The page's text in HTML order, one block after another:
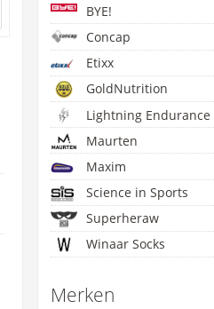
BYE!
Concap
Etixx
GoldNutrition
Lightning Endurance
Maurten
Maxim
Science in Sports
Superheraw
Winaar Socks
Merken